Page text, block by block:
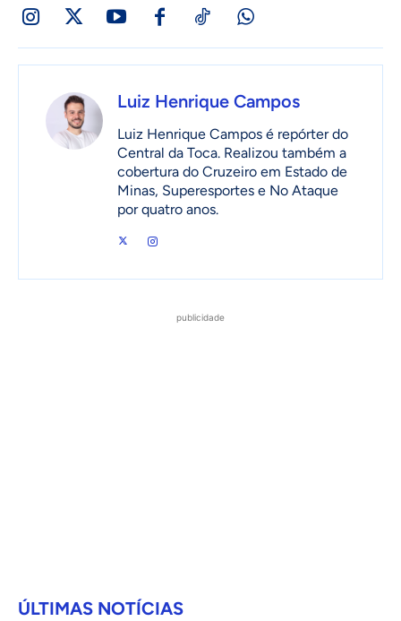
Luiz Henrique Campos
Luiz Henrique Campos é repórter do
Central da Toca. Realizou também a
cobertura do Cruzeiro em Estado de
Minas, Superesportes e No Ataque
por quatro anos.
publicidade
ÚLTIMAS NOTÍCIAS